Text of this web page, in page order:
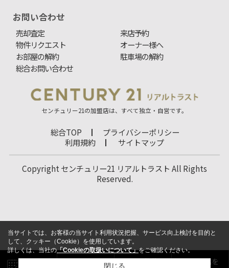
お問い合わせ
売却査定
来店予約
物件リクエスト
オーナー様へ
お部屋の解約
駐車場の解約
総合お問い合わせ
センチュリー21の加盟店は、すべて独立・自営です。
総合TOP
プライバシーポリシー
利用規約
サイトマップ
Copyright センチュリー21 リアルトラスト All Rights
Reserved.
当サイトでは、お客様の当サイト利用状況把握、サービス向上検討を目的と
して、クッキー（Cookie）を使用しています。
詳しくは、当社の「Cookieの取扱いについて」をご確認ください。
閉じる